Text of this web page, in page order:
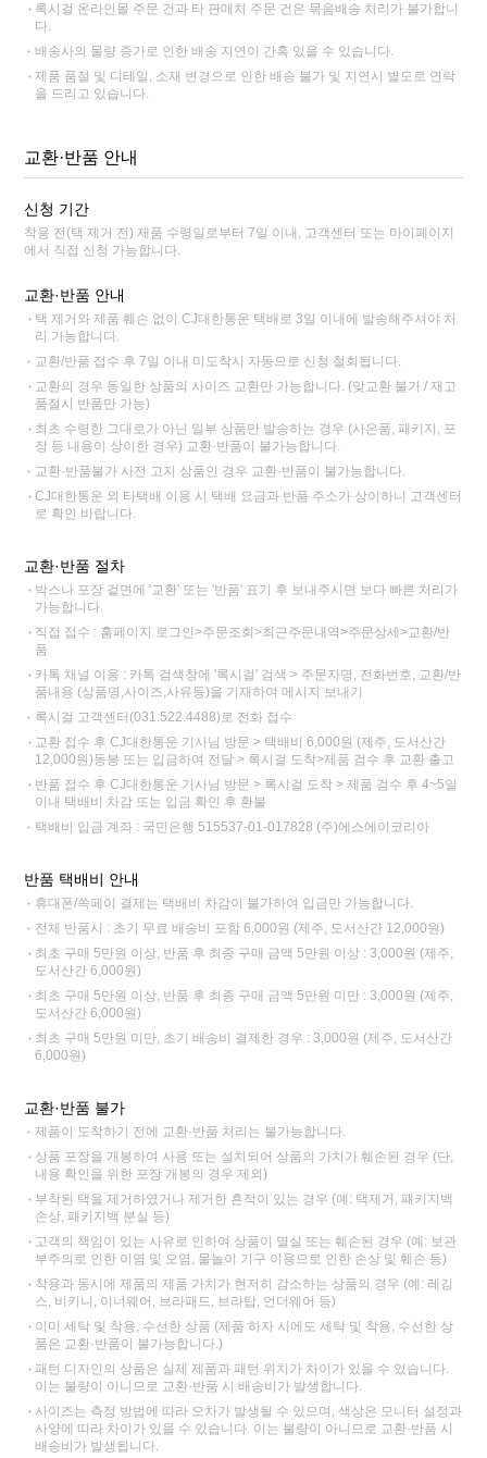
록시걸 온라인몰 주문 건과 타 판매처 주문 건은 묶음배송 처리가 불가합니
다.
배송사의 물량 증가로 인한 배송 지연이 간혹 있을 수 있습니다.
제품 품절 및 디테일, 소재 변경으로 인한 배송 불가 및 지연시 별도로 연락
을 드리고 있습니다.
교환·반품 안내
신청 기간
착용 전(택 제거 전) 제품 수령일로부터 7일 이내, 고객센터 또는 마이페이지
에서 직접 신청 가능합니다.
교환·반품 안내
택 제거와 제품 훼손 없이 CJ대한통운 택배로 3일 이내에 발송해주셔야 처
리 가능합니다.
교환/반품 접수 후 7일 이내 미도착시 자동으로 신청 철회됩니다.
교환의 경우 동일한 상품의 사이즈 교환만 가능합니다. (맞교환 불가 / 재고
품절시 반품만 가능)
최초 수령한 그대로가 아닌 일부 상품만 발송하는 경우 (사은품, 패키지, 포
장 등 내용이 상이한 경우) 교환·반품이 불가능합니다.
교환·반품불가 사전 고지 상품인 경우 교환·반품이 불가능합니다.
CJ대한통운 외 타택배 이용 시 택배 요금과 반품 주소가 상이하니 고객센터
로 확인 바랍니다.
교환·반품 절차
박스나 포장 겉면에 '교환' 또는 '반품' 표기 후 보내주시면 보다 빠른 처리가
가능합니다.
직접 접수 : 홈페이지 로그인>주문조회>최근주문내역>주문상세>교환/반
품
카톡 채널 이용 : 카톡 검색창에 '록시걸' 검색 > 주문자명, 전화번호, 교환/반
품내용 (상품명,사이즈,사유등)을 기재하여 메시지 보내기
록시걸 고객센터(031.522.4488)로 전화 접수
교환 접수 후 CJ대한통운 기사님 방문 > 택배비 6,000원 (제주, 도서산간
12,000원)동봉 또는 입금하여 전달 > 록시걸 도착>제품 검수 후 교환 출고
반품 접수 후 CJ대한통운 기사님 방문 > 록시걸 도착 > 제품 검수 후 4~5일
이내 택배비 차감 또는 입금 확인 후 환불
택배비 입금 계좌 : 국민은행 515537-01-017828 (주)에스에이코리아
반품 택배비 안내
휴대폰/쓱페이 결제는 택배비 차감이 불가하여 입금만 가능합니다.
전체 반품시 : 초기 무료 배송비 포함 6,000원 (제주, 도서산간 12,000원)
최초 구매 5만원 이상, 반품 후 최종 구매 금액 5만원 이상 : 3,000원 (제주,
도서산간 6,000원)
최초 구매 5만원 이상, 반품 후 최종 구매 금액 5만원 미만 : 3,000원 (제주,
도서산간 6,000원)
최초 구매 5만원 미만, 초기 배송비 결제한 경우 : 3,000원 (제주, 도서산간
6,000원)
교환·반품 불가
제품이 도착하기 전에 교환·반품 처리는 불가능합니다.
상품 포장을 개봉하여 사용 또는 설치되어 상품의 가치가 훼손된 경우 (단,
내용 확인을 위한 포장 개봉의 경우 제외)
부착된 택을 제거하였거나 제거한 흔적이 있는 경우 (예: 택제거, 패키지백
손상, 패키지백 분실 등)
고객의 책임이 있는 사유로 인하여 상품이 멸실 또는 훼손된 경우 (예: 보관
부주의로 인한 이염 및 오염, 물놀이 기구 이용으로 인한 손상 및 훼손 등)
착용과 동시에 제품의 제품 가치가 현저히 감소하는 상품의 경우 (예: 레깅
스, 비키니, 이너웨어, 브라패드, 브라탑, 언더웨어 등)
이미 세탁 및 착용, 수선한 상품 (제품 하자 시에도 세탁 및 착용, 수선한 상
품은 교환·반품이 불가능합니다.)
패턴 디자인의 상품은 실제 제품과 패턴 위치가 차이가 있을 수 있습니다.
이는 불량이 아니므로 교환·반품 시 배송비가 발생합니다.
사이즈는 측정 방법에 따라 오차가 발생될 수 있으며, 색상은 모니터 설정과
사양에 따라 차이가 있을 수 있습니다. 이는 불량이 아니므로 교환·반품 시
배송비가 발생됩니다.